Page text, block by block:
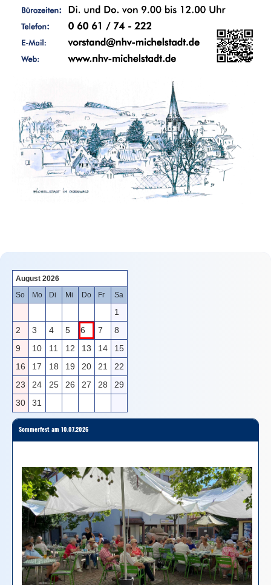
August 2026
So
Mo Di Mi Do Fr Sa
1
2
3 4 5 6 7
8
9
10 11 12 13 14
15
16
17 18 19 20 21
22
23
24 25 26 27 28
29
30
31
Sommerfest am 10.07.2026